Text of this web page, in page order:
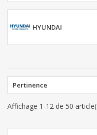
HYUNDAI
Pertinence
Affichage 1-12 de 50